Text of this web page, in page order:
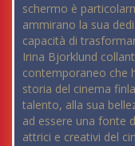
schermo è
ammirano la sua
capacità di
Irina Bjorklund
contemporaneo che
storia del cinema
talento, alla sua
ad essere una fonte
attrici e creativi del